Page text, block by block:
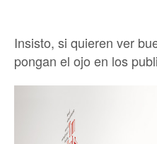
Insisto, si quieren ver
pongan el ojo en los